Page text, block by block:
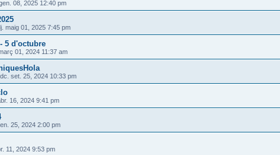
08, 2025 12:40 pm
maig 01, 2025 7:45 pm
5 d'octubre
01, 2024 11:37 am
set. 25, 2024 10:33 pm
16, 2024 9:41 pm
25, 2024 2:00 pm
11, 2024 9:53 pm